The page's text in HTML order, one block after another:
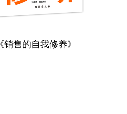
《销售的自我修养》